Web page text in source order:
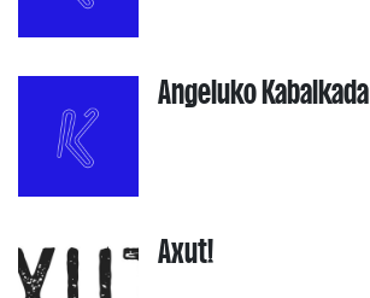
Angeluko Kabalkada
Axut!